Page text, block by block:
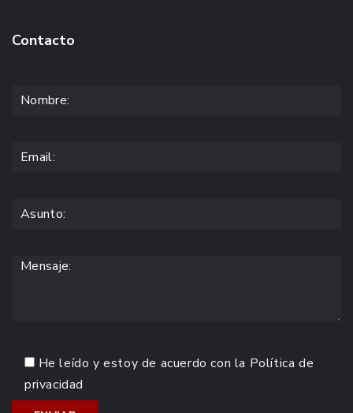
Contacto
He leído y estoy de acuerdo con la Política de
privacidad